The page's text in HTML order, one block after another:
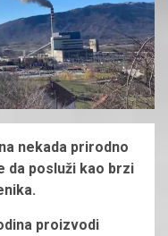
nekada prirodno
da posluži kao brzi
proizvodi